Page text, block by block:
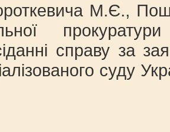
М.Є.,
справу за
суду